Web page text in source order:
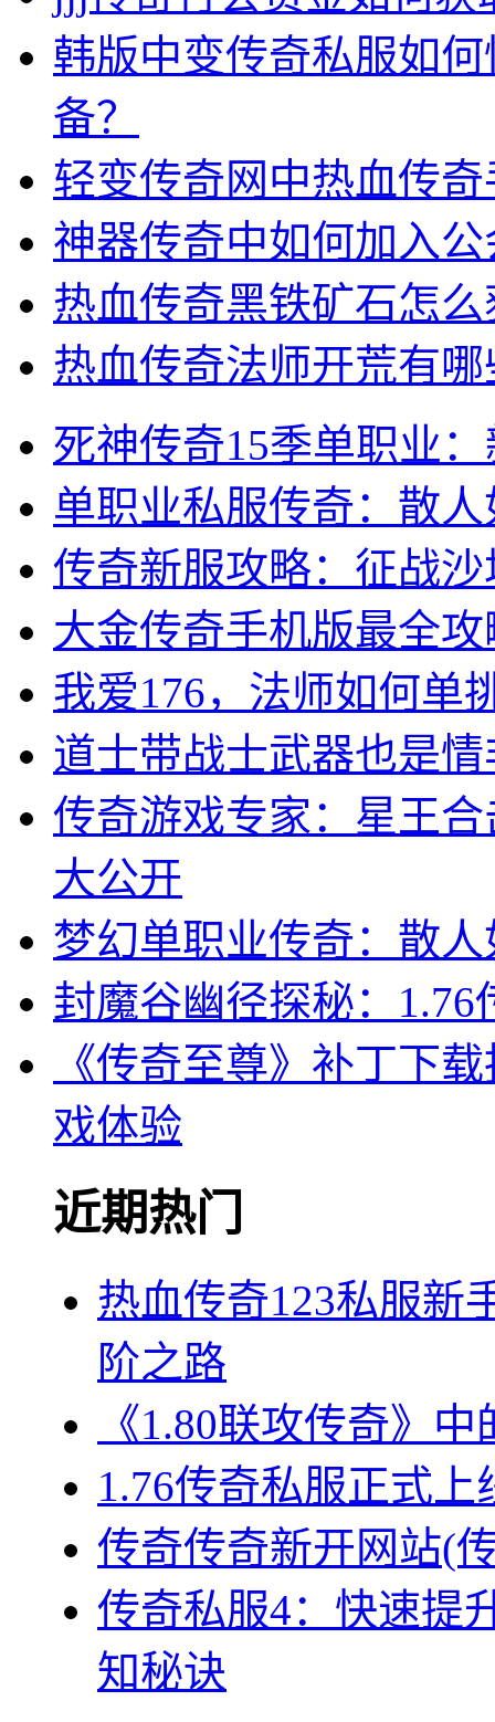
韩版中变传奇私服如
备？
轻变传奇网中热血传
神器传奇中如何加入公
热血传奇黑铁矿石怎
热血传奇法师开荒有
死神传奇15季单职业
单职业私服传奇：散
传奇新服攻略：征战
大金传奇手机版最全
我爱176，法师如何单
道士带战士武器也是
传奇游戏专家：星王
大公开
梦幻单职业传奇：散
封魔谷幽径探秘：
《传奇至尊》补丁下
戏体验
近期热门
热血传奇123私服新
阶之路
《1.80联攻传奇》
1.76传奇私服正式
传奇传奇新开网站(
传奇私服4：快速提
知秘诀